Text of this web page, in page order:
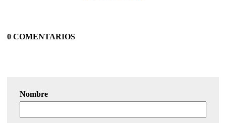
0 COMENTARIOS
Nombre